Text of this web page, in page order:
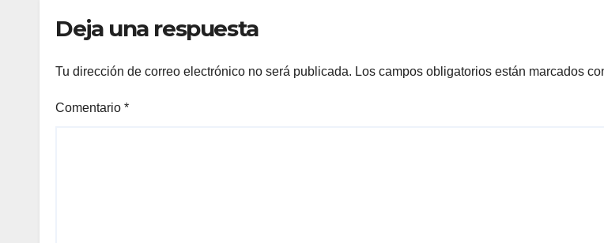
Deja una respuesta
Tu dirección de correo electrónico no será publicada. Los campos obligatorios están marcados
Comentario *